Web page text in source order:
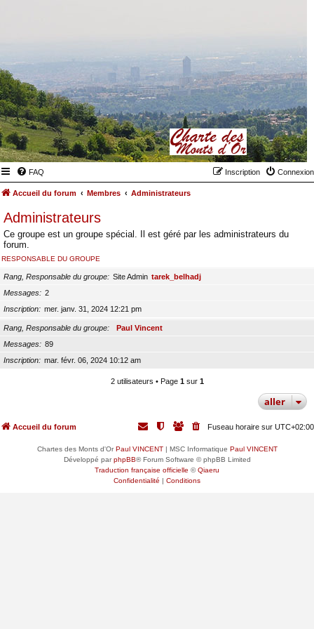
FAQ Connexion
Inscription
Accueil du forum Membres Administrateurs
Administrateurs
Ce groupe est un groupe spécial. Il est géré par les administrateurs du
forum.
RESPONSABLE DU GROUPE
Rang, Responsable du groupe Site Admin tarek_belhadj
Messages
2
Inscription
mer. janv. 31, 2024 12:21 pm
Rang, Responsable du groupe
Paul Vincent
Messages
89
Inscription
mar. févr. 06, 2024 10:12 am
2 utilisateurs • Page 1sur 1
aller
Accueil du forum Fuseau horaire sur UTC+02:00
Chartes des Monts d'OrPaul VINCENT| MSC Informatique Paul VINCENT
Développé parphpBB® Forum Software © phpBB Limited
Traduction française officielle ©Qiaeru
Confidentialité | Conditions